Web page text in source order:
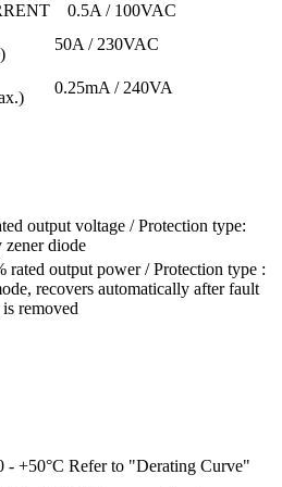
0.5A / 100VAC
50A / 230VAC
0.25mA / 240VA
output voltage / Protection type:
zener diode
rated output power / Protection type :
recovers automatically after fault
removed
- +50°C Refer to "Derating Curve"